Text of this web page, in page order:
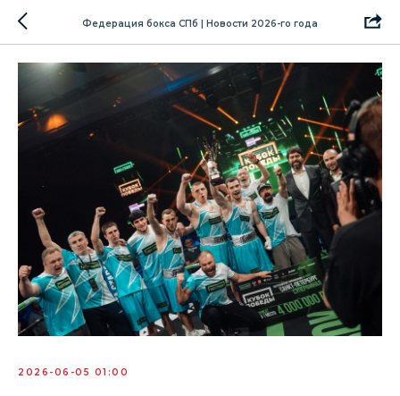
Федерация бокса СПб | Новости 2026-го года
2026-06-05 01:00